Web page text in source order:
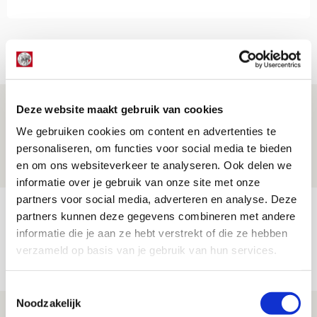
Deze website maakt gebruik van cookies
We gebruiken cookies om content en advertenties te
personaliseren, om functies voor social media te bieden
en om ons websiteverkeer te analyseren. Ook delen we
informatie over je gebruik van onze site met onze
partners voor social media, adverteren en analyse. Deze
partners kunnen deze gegevens combineren met andere
informatie die je aan ze hebt verstrekt of die ze hebben
verzameld op basis van je gebruik van hun services.
Noodzakelijk
Net binnen //
Is dit de laatste wallpaper van Godts in
de Johan Cruijff Arena?
07 AUGUSTUS 2026 - 00:36
NIEUWS
Trotse Klaassen: ‘Vierhonderd duels
voor mijn club is heel speciaal’
06 AUGUSTUS 2026 - 23:43
NIEUWS